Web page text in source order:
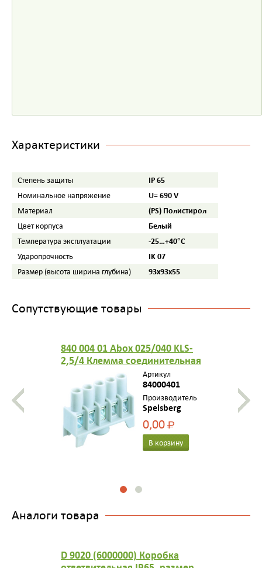
Характеристики
Степень защиты IP 65
Номинальное напряжение U= 690 V
Материал (PS) Полистирол
Цвет корпуса Белый
Температура эксплуатации -25…+40°С
Ударопрочность IK 07
Размер (высота ширина глубина) 93х93х55
Сопутствующие товары
840 004 01 Abox 025/040 KLS-
2,5/4 Клемма соединительная
винтовая 5 х 2,5/4 мм2
Артикул
84000401
Производитель
Spelsberg
0,00Р
В корзину
Аналоги товара
D 9020 (6000000) Коробка